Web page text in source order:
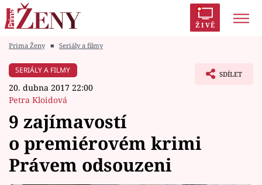
ŽIVĚ
Módní alarm
Témata
Celebrity
Prima Ženy ■ Seriály a filmy
SERIÁLY A FILMY
20. dubna 2017 22:00
Petra Kloidová
SDÍLET
9 zajímavostí
o premiérovém krimi
Právem odsouzeni